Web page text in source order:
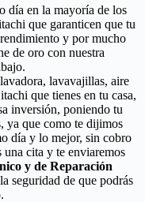
día en la mayoría de los
que garanticen que tu
y por mucho
de oro con nuestra
lavavajillas, aire
que tienes en tu casa,
inversión, poniendo tu
ya que como te dijimos
día y lo mejor, sin cobro
cita y te enviaremos
y de Reparación
seguridad de que podrás